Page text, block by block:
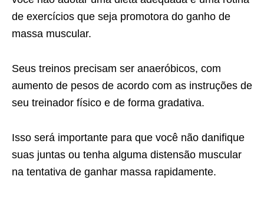
de exercícios que seja promotora do ganho de
massa muscular.
Seus treinos precisam ser anaeróbicos, com
aumento de pesos de acordo com as instruções de
seu treinador físico e de forma gradativa.
Isso será importante para que você não danifique
suas juntas ou tenha alguma distensão muscular
na tentativa de ganhar massa rapidamente.